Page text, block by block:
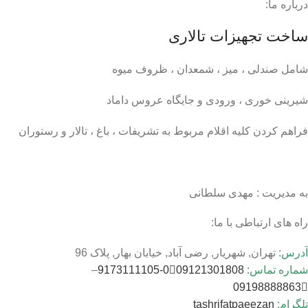
درباره ما:
ساخت تجهیزات تالاری
شامل صندلی ، میز ، شمعدان ، ظروف میوه
شیرینی خوری ، ورودی و جایگاه عروس داماد
فراهم کردن کلیه اقلام مربوط به تشریفات ، باغ ، تالار و رستوران
به مدیریت : مهدی سلطانی
راه های ارتباطی با ما:
آدرس: تهران, شهریار, رضی آباد, خیابان بهار, پلاک 96
شماره تماس: 09121301808
0-9173111105
–
09198888863
تلگرام: tashrifatpaeezan